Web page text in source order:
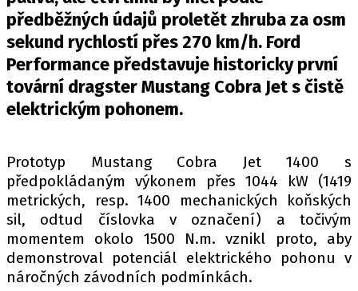
ROZHOVORY
DAKAR
Z DOMOVA
ZE SVĚTA
MOTORSPORT
PIT LANE
ČEŠI V AKCI
FIA CEZ & POHÁRY
MEZINÁRODNÍ SCÉNA
SLEDUJTE NÁS NA|
předběžných údajů proletět zhruba za osm
sekund rychlostí přes 270 km/h. Ford
Performance představuje historicky první
tovární dragster Mustang Cobra Jet s čistě
elektrickým pohonem.
Prototyp Mustang Cobra Jet 1400 s
předpokládaným výkonem přes 1044 kW (1419
metrických, resp. 1400 mechanických koňských
sil, odtud číslovka v označení) a točivým
momentem okolo 1500 N.m. vznikl proto, aby
demonstroval potenciál elektrického pohonu v
náročných závodních podmínkách.